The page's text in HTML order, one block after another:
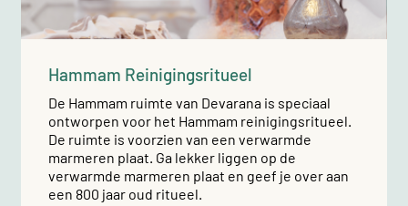
Hammam Reinigingsritueel
De Hammam ruimte van Devarana is speciaal
ontworpen voor het Hammam reinigingsritueel.
De ruimte is voorzien van een verwarmde
marmeren plaat. Ga lekker liggen op de
verwarmde marmeren plaat en geef je over aan
een 800 jaar oud ritueel.